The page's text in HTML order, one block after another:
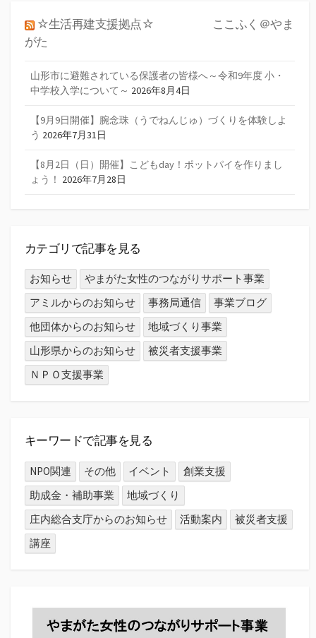
☆生活再建支援拠点☆ ここふく＠やま
がた
山形市に避難されている保護者の皆様へ～令和9年度 小・
中学校入学について～ 2026年8月4日
【9月9日開催】腕念珠（うでねんじゅ）づくりを体験しよ
う 2026年7月31日
【8月2日（日）開催】こどもday！ポットパイを作りまし
ょう！ 2026年7月28日
カテゴリで記事を見る
お知らせ
やまがた女性のつながりサポート事業
アミルからのお知らせ
事務局通信
事業ブログ
他団体からのお知らせ
地域づくり事業
山形県からのお知らせ
被災者支援事業
ＮＰＯ支援事業
キーワードで記事を見る
NPO関連 その他 イベント
創業支援
助成金・補助事業
地域づくり
庄内総合支庁からのお知らせ
活動案内
被災者支援
講座